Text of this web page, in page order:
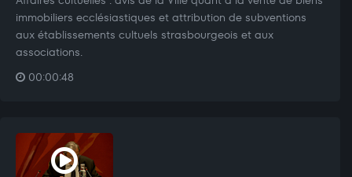
immobiliers ecclésiastiques et attribution de subventions
aux établissements cultuels strasbourgeois et aux
associations.
00:00:48